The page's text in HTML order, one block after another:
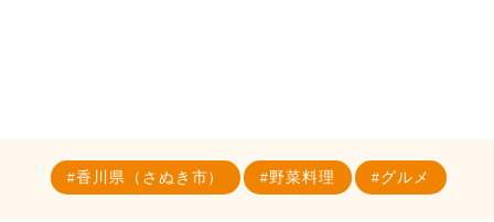
香川県（さぬき市） 野菜料理 グルメ